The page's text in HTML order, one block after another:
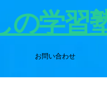
の学習
お問い合わせ